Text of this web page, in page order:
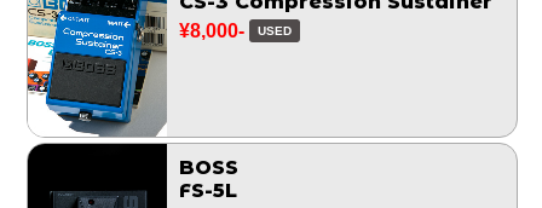
¥8,000- USED
BOSS
FS-5L